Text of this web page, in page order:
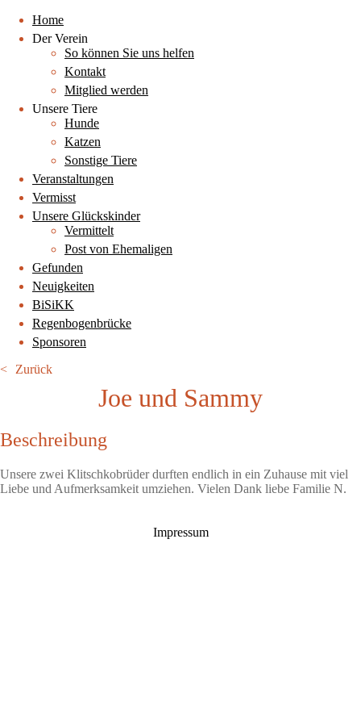
Home
Der Verein
So können Sie uns helfen
Kontakt
Mitglied werden
Unsere Tiere
Hunde
Katzen
Sonstige Tiere
Veranstaltungen
Vermisst
Unsere Glückskinder
Vermittelt
Post von Ehemaligen
Gefunden
Neuigkeiten
BiSiKK
Regenbogenbrücke
Sponsoren
Zurück
Joe und Sammy
Beschreibung
Unsere zwei Klitschkobrüder durften endlich in ein Zuhause mit viel
Liebe und Aufmerksamkeit umziehen. Vielen Dank liebe Familie N.
Impressum